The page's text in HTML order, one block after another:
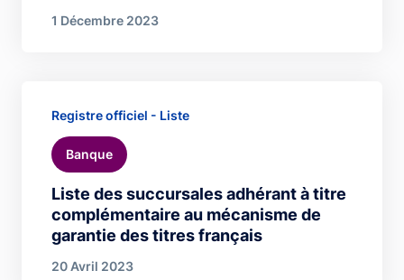
1 Décembre 2023
Liste des succursales adhérant à titre
complémentaire au mécanisme de
garantie des titres français
Registre officiel - Liste
Banque
20 Avril 2023